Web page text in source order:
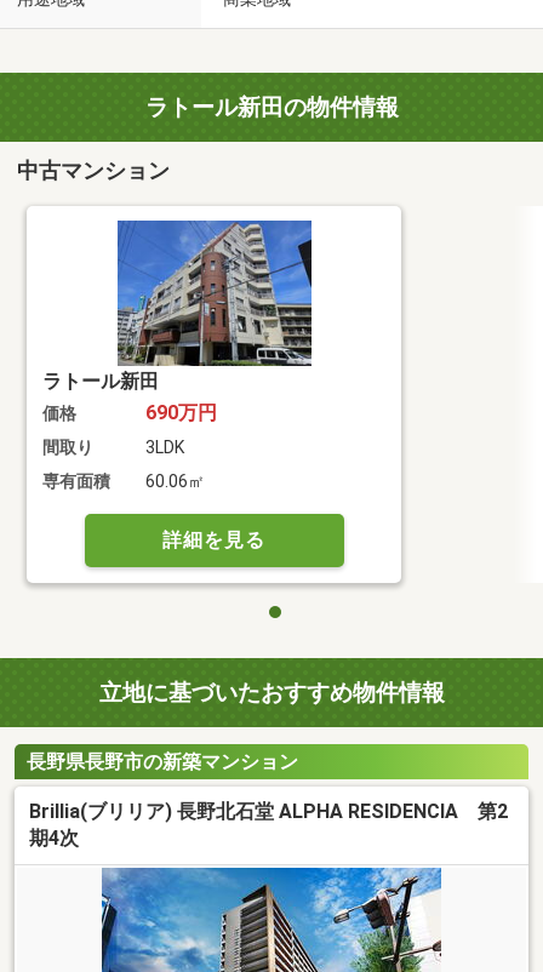
ラトール新田の物件情報
中古マンション
ラトール新田
価格 690万円
間取り
3LDK
専有面積
60.06㎡
詳細を見る
立地に基づいたおすすめ物件情報
長野県長野市の新築マンション
Brillia(ブリリア) 長野北石堂 ALPHA RESIDENCIA 第2
期4次